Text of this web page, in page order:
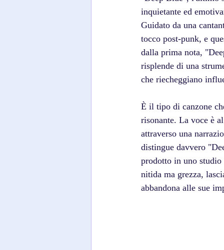
inquietante ed
Guidato da una
tocco post-punk, e
dalla prima nota,
risplende di una
che riecheggiano
È il tipo di canzone
risonante. La voce è
attraverso una
distingue davvero
prodotto in uno studio
nitida ma grezza,
abbandona alle sue